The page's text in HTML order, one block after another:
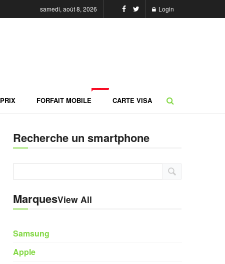
samedi, août 8, 2026 Login
PRIX FORFAIT MOBILE CARTE VISA
Recherche un smartphone
MarquesView All
Samsung
Apple